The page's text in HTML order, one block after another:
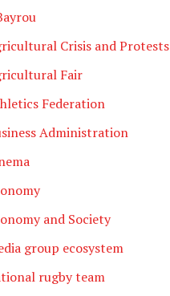
Crisis and Protests
Fair
Federation
Administration
and Society
group ecosystem
rugby team